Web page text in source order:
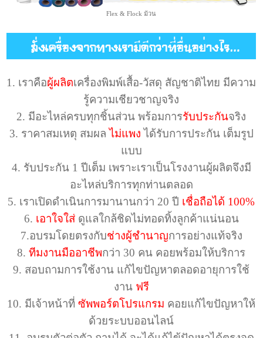
Flex & Flock ม้วน
1. เราคือผู้ผลิตเครื่องพิมพ์เสื้อ-วัสดุ สัญชาติไทย มีความ
รู้ความเชียวชาญจริง
2. มีอะไหล่ครบทุกชิ้นส่วน พร้อมการรับประกันจริง
3. ราคาสมเหตุ สมผลไม่แพงได้รับการประกัน เต็มรูป
แบบ
4. รับประกัน 1 ปีเต็ม เพราะเราเป็นโรงงานผู้ผลิตจึงมี
อะไหล่บริการทุกท่านตลอด
5. เราเปิดดำเนินการมานานกว่า 20 ปี เชื่อถือได้ 100%
6. เอาใจใส่ดูแลใกล้ชิดไม่ทอดทิ้งลูกค้าแน่นอน
7.อบรมโดยตรงกับช่างผู้ชำนาญการอย่างแท้จริง
8.ทีมงานมืออาชีพกว่า 30 คน คอยพร้อมให้บริการ
9. สอบถามการใช้งาน แก้ไขปัญหาตลอดอายุการใช้
งาน ฟรี
10. มีเจ้าหน้าที่ซัพพอร์ตโปรแกรม คอยแก้ไขปัญหาให้
ด้วยระบบออนไลน์